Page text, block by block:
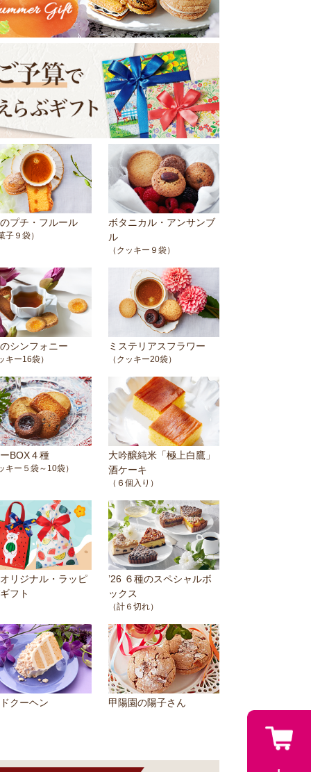
プチ・フルール
子９袋）
ボタニカル・アンサンブ
ル
（クッキー９袋）
シンフォニー
キー16袋）
ミステリアスフラワー
（クッキー20袋）
BOX４種
キー５袋～10袋）
大吟醸純米「極上白鷹」
酒ケーキ
（６個入り）
リジナル・ラッピ
フト
’26 ６種のスペシャルボ
ックス
（計６切れ）
クーヘン 甲陽園の陽子さん